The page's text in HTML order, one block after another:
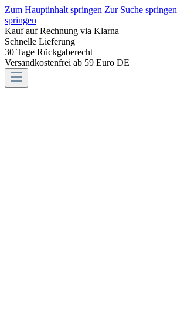
Zum Hauptinhalt springen Zur Suche springen
springen
Kauf auf Rechnung via Klarna
Schnelle Lieferung
30 Tage Rückgaberecht
Versandkostenfrei ab 59 Euro DE